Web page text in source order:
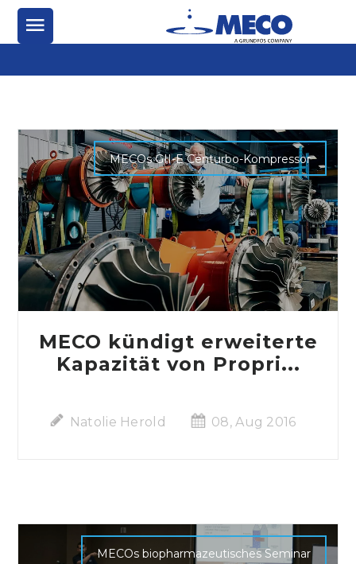
MECOs GII-E Centurbo-Kompressor
MECO kündigt erweiterte
Kapazität von Propri...
Natolie Herold 08, Aug 2016
MECOs biopharmazeutisches Seminar